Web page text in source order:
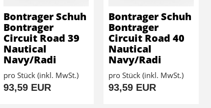
Bontrager Schuh
Bontrager
Circuit Road 39
Nautical
Navy/Radi
pro Stück (inkl. MwSt.)
93,59 EUR
Bontrager Schuh
Bontrager
Circuit Road 40
Nautical
Navy/Radi
pro Stück (inkl. MwSt.)
93,59 EUR